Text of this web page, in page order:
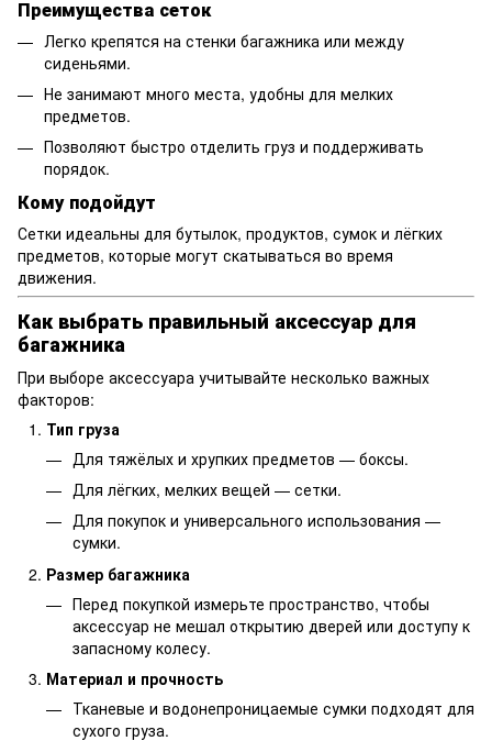
Преимущества сеток
Легко крепятся на стенки багажника или между
сиденьями.
Не занимают много места, удобны для мелких
предметов.
Позволяют быстро отделить груз и поддерживать
порядок.
Кому подойдут
Сетки идеальны для бутылок, продуктов, сумок и лёгких
предметов, которые могут скатываться во время
движения.
Как выбрать правильный аксессуар для
багажника
При выборе аксессуара учитывайте несколько важных
факторов:
Тип груза
Для тяжёлых и хрупких предметов — боксы.
Для лёгких, мелких вещей — сетки.
Для покупок и универсального использования —
сумки.
Размер багажника
Перед покупкой измерьте пространство, чтобы
аксессуар не мешал открытию дверей или доступу к
запасному колесу.
Материал и прочность
Тканевые и водонепроницаемые сумки подходят для
сухого груза.